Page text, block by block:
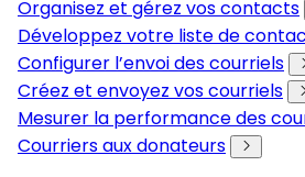
Organisez et gérez vos contacts
Développez votre liste de
Configurer l’envoi des courriels
Créez et envoyez vos courriels
Mesurer la performance des
Courriers aux donateurs